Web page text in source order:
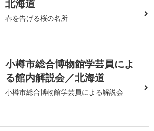
北海道
春を告げる桜の名所
小樽市総合博物館学芸員によ
る館内解説会／北海道
小樽市総合博物館学芸員による解説会